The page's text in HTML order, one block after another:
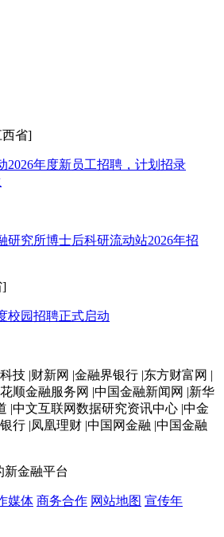
西省]
2026年度新员工招聘，计划招录
研究所博士后科研流动站2026年招
]
校园招聘正式启动
技 |财新网 |金融界银行 |东方财富网 |
顺金融服务网 |中国金融新闻网 |新华
|中文互联网数据研究资讯中心 |中金
行 |凤凰理财 |中国网金融 |中国金融
新金融平台
媒体 商务合作 网站地图 宣传年